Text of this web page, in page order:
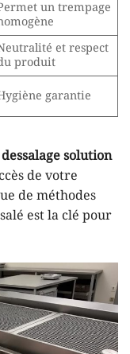
un trempage
et respect
produit
garantie
solution
de votre
de méthodes
est la clé pour